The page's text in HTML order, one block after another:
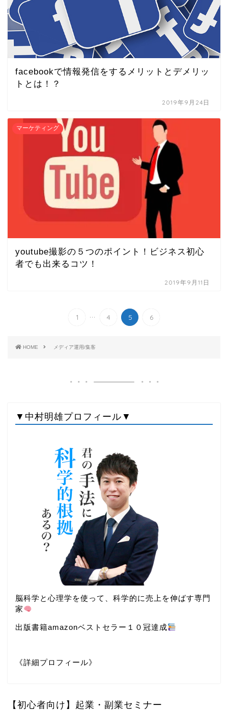
facebookで情報発信をするメリットとデメリッ
トとは！？
2019年9月24日
マーケティング
youtube撮影の５つのポイント！ビジネス初心
者でも出来るコツ！
2019年9月11日
1 ... 4 5 6
HOME メディア運用/集客
▼中村明雄プロフィール▼
脳科学と心理学を使って、科学的に売上を伸ばす専門
家
出版書籍amazonベストセラー１０冠達成
《詳細プロフィール》
【初心者向け】起業・副業セミナー